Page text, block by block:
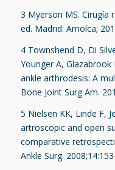
3 Myerson MS. Cirugía
ed. Madrid: Amolca;
4Townshend D, Di
Younger A,
ankle arthrodesis: A
Bone Joint Surg Am.
5 Nielsen KK, Linde F,
artroscopic and open
comparative
Ankle Surg.